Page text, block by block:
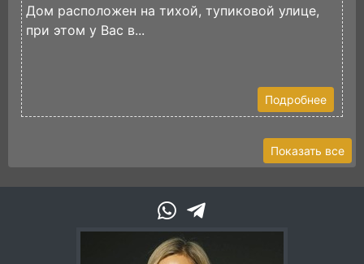
Дом расположен на тихой, тупиковой улице,
при этом у Вас в...
Подробнее
Показать все